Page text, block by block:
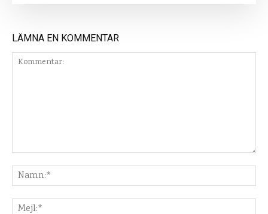
LÄMNA EN KOMMENTAR